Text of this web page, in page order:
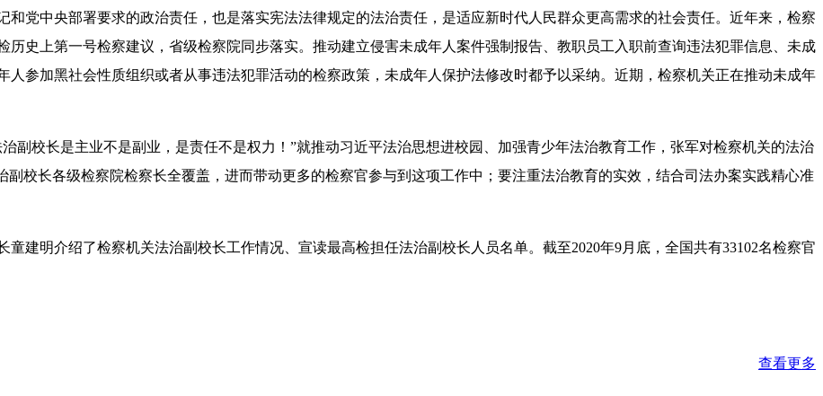
中央部署要求的政治责任，也是落实宪法法律规定的法治责任，是适应新时代人民群众更高需求的社会责任。近年来，检察
史上第一号检察建议，省级检察院同步落实。推动建立侵害未成年人案件强制报告、教职员工入职前查询违法犯罪信息、未成
参加黑社会性质组织或者从事违法犯罪活动的检察政策，未成年人保护法修改时都予以采纳。近期，检察机关正在推动未成年
校长是主业不是副业，是责任不是权力！”就推动习近平法治思想进校园、加强青少年法治教育工作，张军对检察机关的法治
校长各级检察院检察长全覆盖，进而带动更多的检察官参与到这项工作中；要注重法治教育的实效，结合司法办案实践精心准
明介绍了检察机关法治副校长工作情况、宣读最高检担任法治副校长人员名单。截至2020年9月底，全国共有33102名检察官
查看更多